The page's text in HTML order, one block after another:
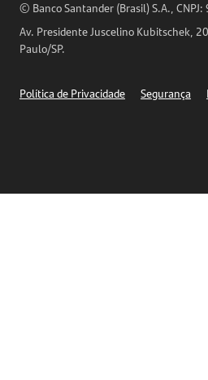
Horários de Atendimento
Telefones
© Banco Santander (Brasil) S.A.,
Av. Presidente Juscelino Kubitschek,
Paulo/SP.
Política de Privacidade Segurança